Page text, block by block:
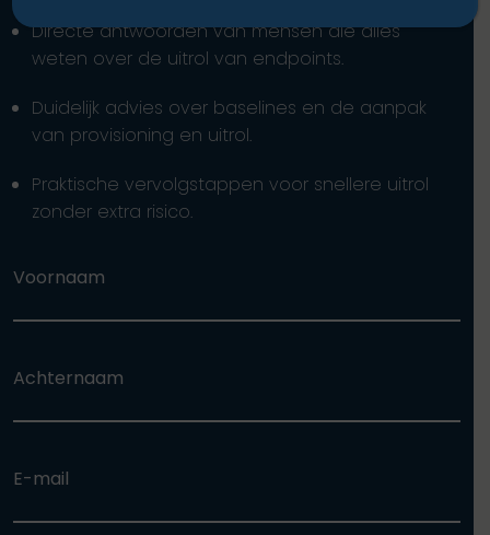
Directe antwoorden van mensen die alles
weten over de uitrol van endpoints.
Duidelijk advies over baselines en de aanpak
van provisioning en uitrol.
Praktische vervolgstappen voor snellere uitrol
zonder extra risico.
Voornaam
Achternaam
E-mail